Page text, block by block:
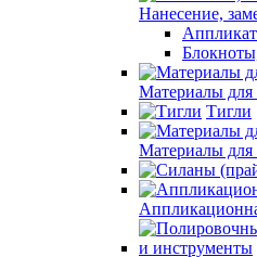
Нанесение,
Материалы для
Тигли
Материалы для